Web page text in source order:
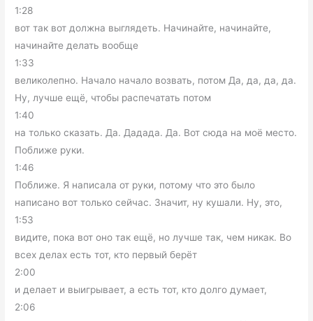
1:28
вот так вот должна выглядеть. Начинайте, начинайте,
начинайте делать вообще
1:33
великолепно. Начало начало возвать, потом Да, да, да, да.
Ну, лучше ещё, чтобы распечатать потом
1:40
на только сказать. Да. Дадада. Да. Вот сюда на моё место.
Поближе руки.
1:46
Поближе. Я написала от руки, потому что это было
написано вот только сейчас. Значит, ну кушали. Ну, это,
1:53
видите, пока вот оно так ещё, но лучше так, чем никак. Во
всех делах есть тот, кто первый берёт
2:00
и делает и выигрывает, а есть тот, кто долго думает,
2:06